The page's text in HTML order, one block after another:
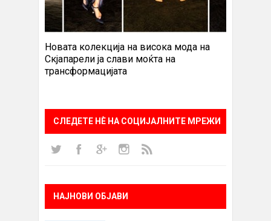
Новата колекција на висока мода на
Скјапарели ја слави моќта на
трансформацијата
СЛЕДЕТЕ НÈ НА СОЦИЈАЛНИТЕ МРЕЖИ
НАЈНОВИ ОБЈАВИ